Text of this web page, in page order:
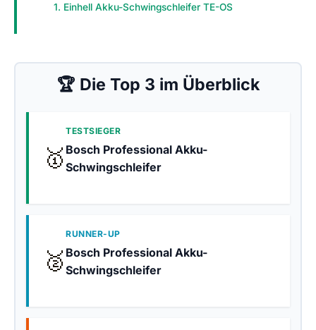
1. Einhell Akku-Schwingschleifer TE-OS
🏆 Die Top 3 im Überblick
🥇
TESTSIEGER
Bosch Professional Akku-
Schwingschleifer
🥈
RUNNER-UP
Bosch Professional Akku-
Schwingschleifer